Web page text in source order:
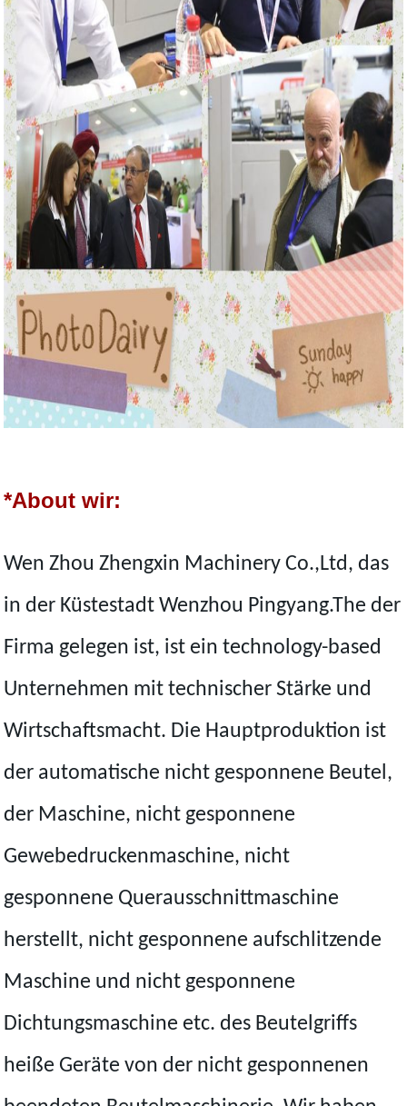
*About wir:
Wen Zhou Zhengxin Machinery Co.,Ltd, das
in der Küstestadt Wenzhou Pingyang.The der
Firma gelegen ist, ist ein technology-based
Unternehmen mit technischer Stärke und
Wirtschaftsmacht. Die Hauptproduktion ist
der automatische nicht gesponnene Beutel,
der Maschine, nicht gesponnene
Gewebedruckenmaschine, nicht
gesponnene Querausschnittmaschine
herstellt, nicht gesponnene aufschlitzende
Maschine und nicht gesponnene
Dichtungsmaschine etc. des Beutelgriffs
heiße Geräte von der nicht gesponnenen